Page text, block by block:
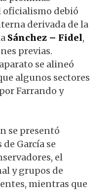
oficialismo debió
derivada de la
Sánchez – Fidel,
previas.
se alineó
algunos sectores
Farrando y
se presentó
García se
el
y grupos de
mientras que